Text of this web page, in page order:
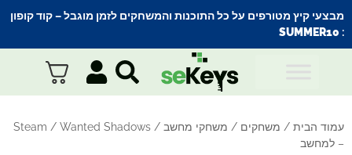
מבצעי קיץ מטורפים על כל התוכנות והמשחקים לזמן מוגבל – קוד קופון
:
SUMMER10
עמוד הבית / משחקים / משחקי מחשב /
Steam / Wanted Shadows
– למחשב